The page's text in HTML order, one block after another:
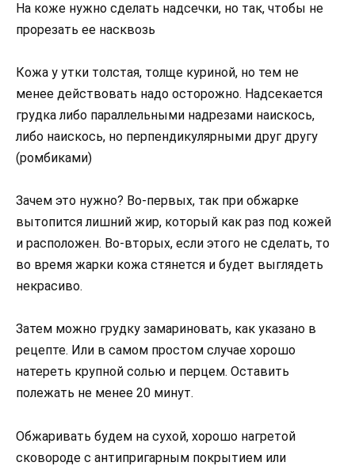
На коже нужно сделать надсечки, но так, чтобы не
прорезать ее насквозь
Кожа у утки толстая, толще куриной, но тем не
менее действовать надо осторожно. Надсекается
грудка либо параллельными надрезами наискось,
либо наискось, но перпендикулярными друг другу
(ромбиками)
Зачем это нужно? Во-первых, так при обжарке
вытопится лишний жир, который как раз под кожей
и расположен. Во-вторых, если этого не сделать, то
во время жарки кожа стянется и будет выглядеть
некрасиво.
Затем можно грудку замариновать, как указано в
рецепте. Или в самом простом случае хорошо
натереть крупной солью и перцем. Оставить
полежать не менее 20 минут.
Обжаривать будем на сухой, хорошо нагретой
сковороде с антипригарным покрытием или